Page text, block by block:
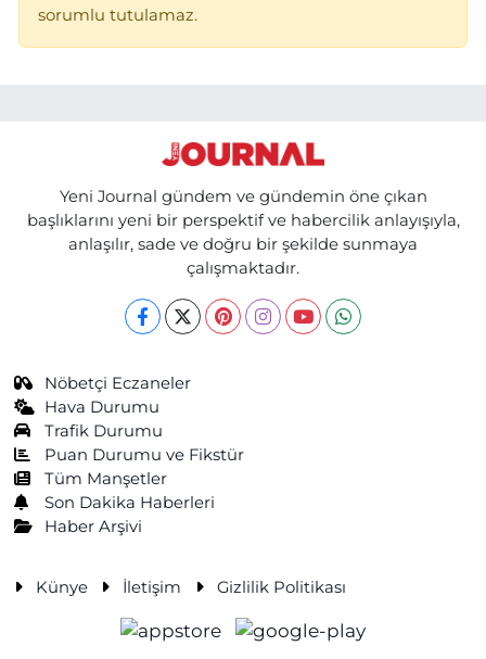
sorumlu tutulamaz.
Yeni Journal gündem ve gündemin öne çıkan
başlıklarını yeni bir perspektif ve habercilik anlayışıyla,
anlaşılır, sade ve doğru bir şekilde sunmaya
çalışmaktadır.
Nöbetçi Eczaneler
Hava Durumu
Trafik Durumu
Puan Durumu ve Fikstür
Tüm Manşetler
Son Dakika Haberleri
Haber Arşivi
Künye İletişim Gizlilik Politikası